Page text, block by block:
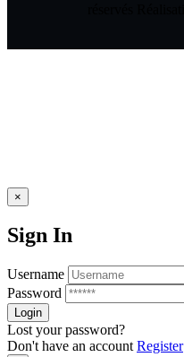
×
Sign In
Username
Password
Lost your password?
Don't have an account Register